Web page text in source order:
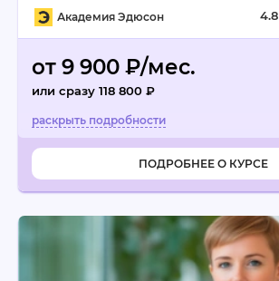
Академия Эдюсон 4.8
от 9 900 ₽/мес.
или сразу 118 800 ₽
ПОДРОБНЕЕ О КУРСЕ